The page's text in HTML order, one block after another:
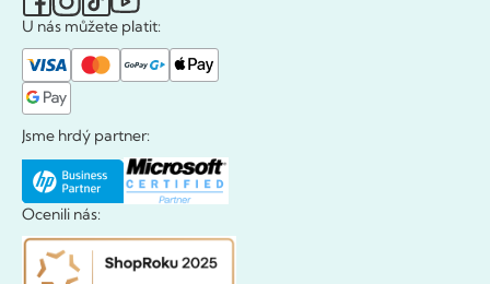
U nás můžete platit:
Jsme hrdý partner:
Ocenili nás: